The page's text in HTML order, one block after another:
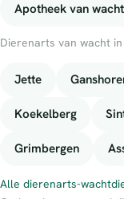
Apotheek van wacht
Dierenarts van wacht
Jette
Koekelberg
Grimbergen
Alle dierenarts-